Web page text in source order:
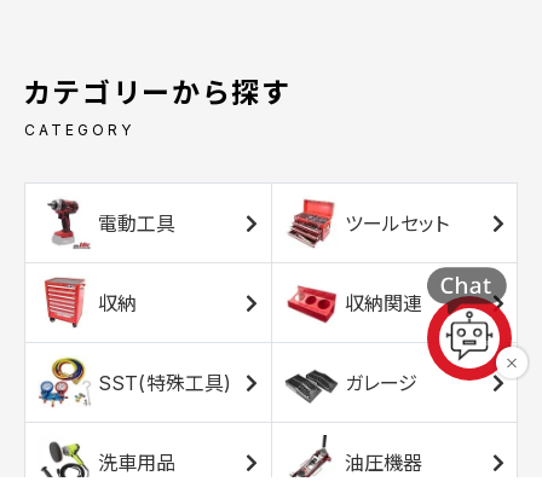
カテゴリーから探す
CATEGORY
電動工具 ツールセット
収納 収納関連
SST(特殊工具) ガレージ
洗車用品 油圧機器